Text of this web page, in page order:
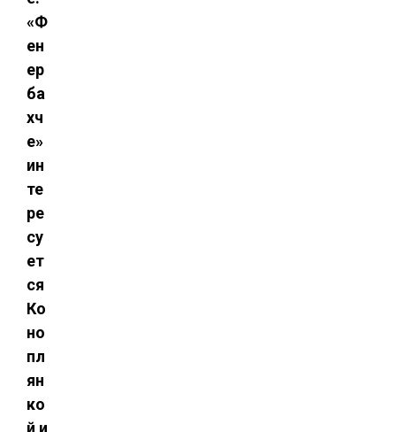
«Ф
ен
ер
ба
хч
е»
ин
те
ре
су
ет
ся
Ко
но
пл
ян
ко
й и